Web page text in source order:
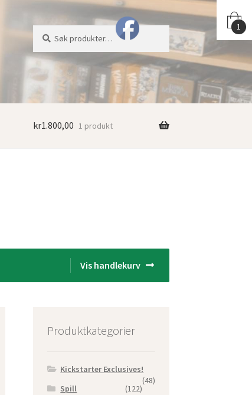
etter:
kr1.800,00 1 produkt
Vis handlekurv
Produktkategorier
Kickstarter Exclusives!
(48)
Spill
(122)
1